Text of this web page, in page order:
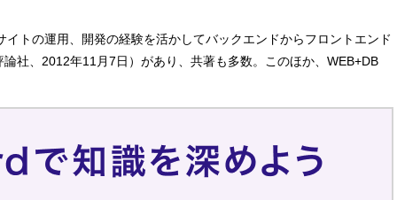
トの運用、開発の経験を活かしてバックエンドからフロントエンド
社、2012年11月7日）があり、共著も多数。このほか、WEB+DB